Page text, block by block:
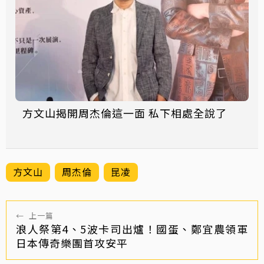
方文山揭開周杰倫這一面 私下相處全說了
方文山 周杰倫 昆凌
← 上一篇
浪人祭第4、5波卡司出爐！國蛋、鄭宜農領軍
日本傳奇樂團首攻安平